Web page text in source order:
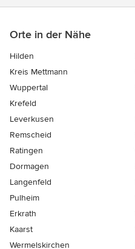
Orte in der Nähe
Hilden
Kreis Mettmann
Wuppertal
Krefeld
Leverkusen
Remscheid
Ratingen
Dormagen
Langenfeld
Pulheim
Erkrath
Kaarst
Wermelskirchen